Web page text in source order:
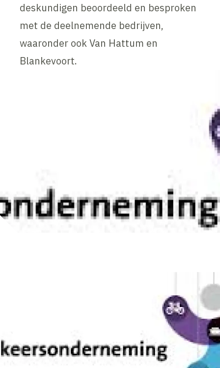
deskundigen beoordeeld en besproken
met de deelnemende bedrijven,
waaronder ook Van Hattum en
Blankevoort.